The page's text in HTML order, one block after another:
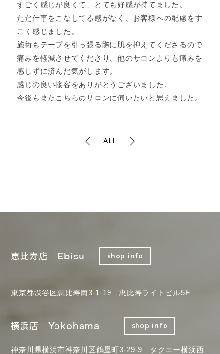
すごく感じが良くて、とても好感が持てました。
ただ仕事をこなしてる感がなく、お客様への配慮をす
ごく感じました。
施術もテープを引っ張る際に肌を抑えてくださるので
痛みを軽減させてくださり、他のサロンよりも痛みを
感じずに済んだ気がします。
感じの良い接客をありがとうございました。
今後もまたこちらのサロンに伺いたいと思えました。
ALL
恵比寿店 Ebisu shop info
東京都渋谷区恵比寿南3-1-19 恵比寿ライトビル5F
横浜店 Yokohama shop info
神奈川県横浜市神奈川区鶴屋町3-29-9 タクエー横浜西